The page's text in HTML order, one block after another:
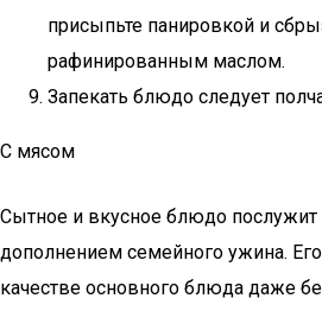
присыпьте панировкой и
рафинированным маслом.
Запекать блюдо следует
С мясом
Сытное и вкусное блюдо
дополнением семейного ужина.
качестве основного блюда даже